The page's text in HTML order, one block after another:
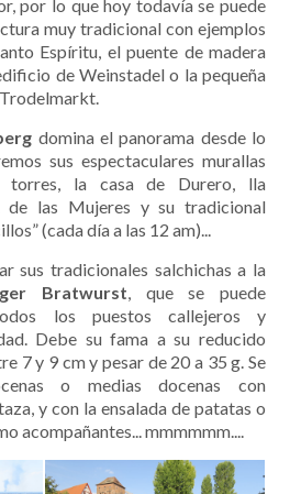
por lo que hoy todavía se puede
muy tradicional con ejemplos
Espíritu, el puente de madera
de Weinstadel o la pequeña
domina el panorama desde lo
sus espectaculares murallas
torres, la casa de Durero, lla
de las Mujeres y su tradicional
(cada día a las 12 am)...
sus tradicionales salchichas a la
Bratwurst , que se puede
los puestos callejeros y
Debe su fama a su reducido
7 y 9 cm y pesar de 20 a 35 g. Se
o medias docenas con
y con la ensalada de patatas o
acompañantes... mmmmmm....